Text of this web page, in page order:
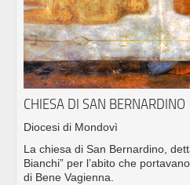
CHIESA DI SAN BERNARDINO
Diocesi di Mondovì
La chiesa di San Bernardino,
Bianchi” per l’abito che
di Bene Vagienna.